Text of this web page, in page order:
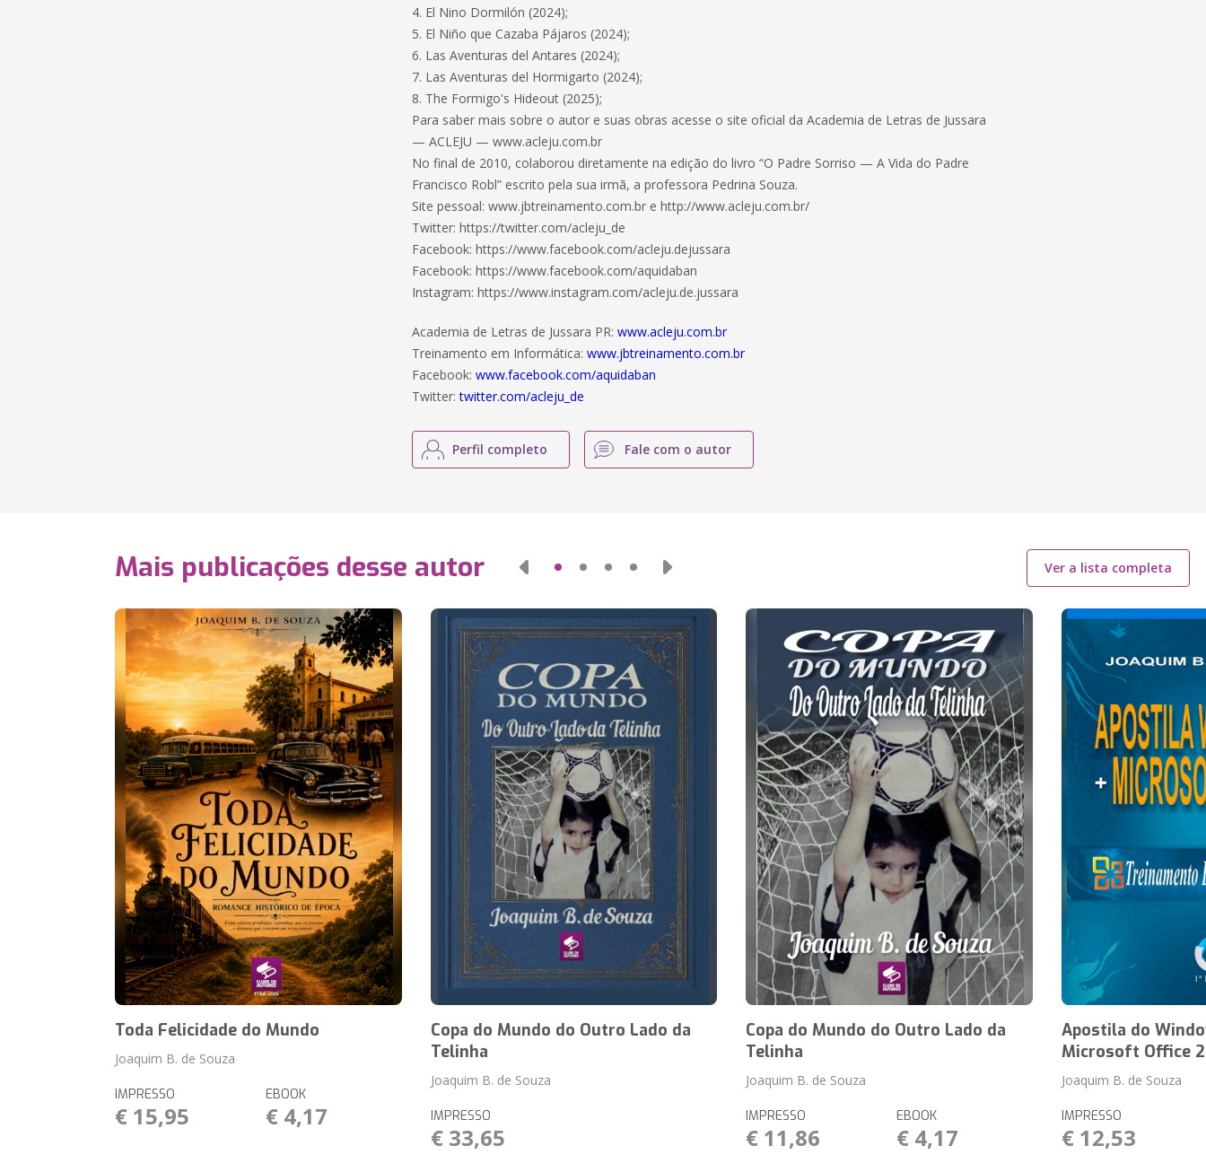
4. El Nino Dormilón (2024);
5. El Niño que Cazaba Pájaros (2024);
6. Las Aventuras del Antares (2024);
7. Las Aventuras del Hormigarto (2024);
8. The Formigo's Hideout (2025);
Para saber mais sobre o autor e suas obras acesse o site oficial da Academia de Letras de Jussara
— ACLEJU — www.acleju.com.br
No final de 2010, colaborou diretamente na edição do livro “O Padre Sorriso — A Vida do Padre
Francisco Robl” escrito pela sua irmã, a professora Pedrina Souza.
Site pessoal: www.jbtreinamento.com.br e http://www.acleju.com.br/
Twitter: https://twitter.com/acleju_de
Facebook: https://www.facebook.com/acleju.dejussara
Facebook: https://www.facebook.com/aquidaban
Instagram: https://www.instagram.com/acleju.de.jussara
Academia de Letras de Jussara PR:www.acleju.com.br
Treinamento em Informática:www.jbtreinamento.com.br
Facebook:www.facebook.com/aquidaban
Twitter:twitter.com/acleju_de
Perfil completo Fale com o autor
Mais publicações desse autor Ver a lista completa
Toda Felicidade do Mundo
Joaquim B. de Souza
IMPRESSO
€ 15,95
EBOOK
€ 4,17
Copa do Mundo do Outro Lado da
Telinha
Joaquim B. de Souza
IMPRESSO
€ 33,65
Copa do Mundo do Outro Lado da
Telinha
Joaquim B. de Souza
IMPRESSO
€ 11,86
EBOOK
€ 4,17
Apostila do
Microsoft Office
Joaquim B. de Souza
IMPRESSO
€ 12,53